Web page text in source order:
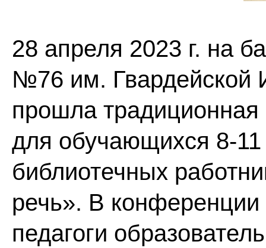
28 апреля 2023 г. на
№76 им. Гвардейской
прошла
для обучающихся 8-11
библиотечных
речь». В
педагоги